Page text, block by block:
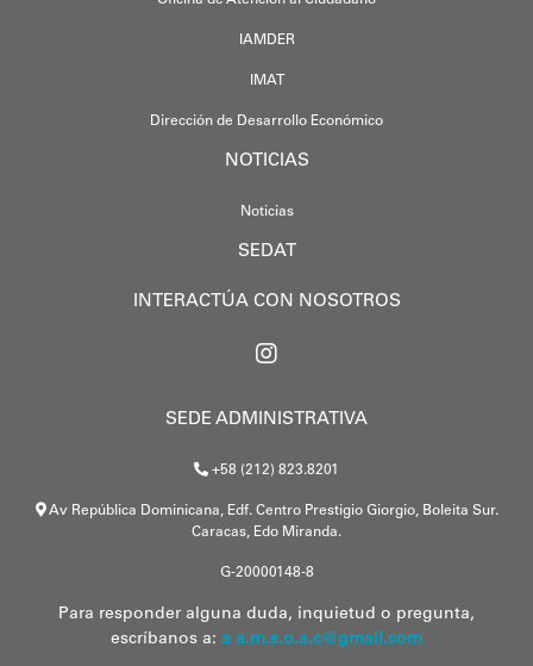
IAMDER
IMAT
Dirección de Desarrollo Económico
NOTICIAS
Noticias
SEDAT
INTERACTÚA CON NOSOTROS
SEDE ADMINISTRATIVA
+58 (212) 823.8201
Av República Dominicana, Edf. Centro Prestigio Giorgio, Boleita Sur.
Caracas, Edo Miranda.
G-20000148-8
Para responder alguna duda, inquietud o pregunta,
escríbanos a: a a.m.s.o.a.c@gmail.com